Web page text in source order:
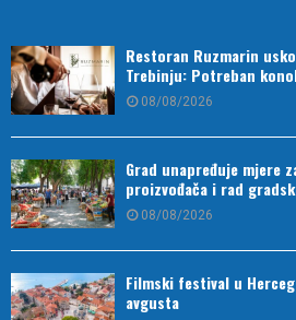
Restoran Ruzmarin
Trebinju: Potreban
08/08/2026
Grad unapređuje mjere
proizvođača i rad
08/08/2026
Filmski festival u
avgusta